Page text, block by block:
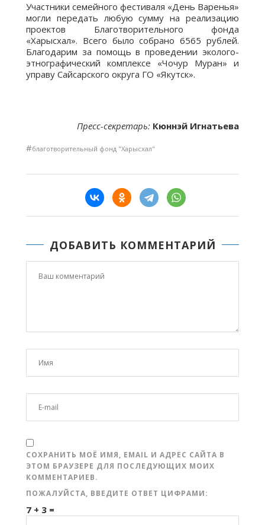
Участники семейного фестиваля «День Варенья»
могли передать любую сумму на реализацию
проектов Благотворительного фонда
«Харысхал». Всего было собрано 6565 рублей.
Благодарим за помощь в проведении эколого-
этнографический комплексе «Чочур Муран» и
управу Сайсарского округа ГО «Якутск».
Пресс-секретарь: Кюннэй Игнатьева
#благотворительный фонд "Харысхал"
ДОБАВИТЬ КОММЕНТАРИЙ
СОХРАНИТЬ МОЁ ИМЯ, EMAIL И АДРЕС САЙТА В
ЭТОМ БРАУЗЕРЕ ДЛЯ ПОСЛЕДУЮЩИХ МОИХ
КОММЕНТАРИЕВ.
ПОЖАЛУЙСТА, ВВЕДИТЕ ОТВЕТ ЦИФРАМИ:
7 + 3 =